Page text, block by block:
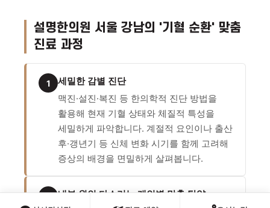
설명한의원 서울 강남의 '기혈 순환' 맞춤
진료 과정
1
세밀한 감별 진단
맥진·설진·복진 등 한의학적 진단 방법을
활용해 현재 기혈 상태와 체질적 특성을
세밀하게 파악합니다. 계절적 요인이나 출산
후·갱년기 등 신체 변화 시기를 함께 고려해
증상의 배경을 면밀하게 살펴봅니다.
2
내부 원인 다스리는 개인별 맞춤 탕약